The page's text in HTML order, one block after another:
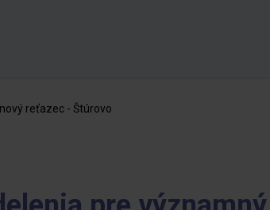
reťazec - Štúrovo